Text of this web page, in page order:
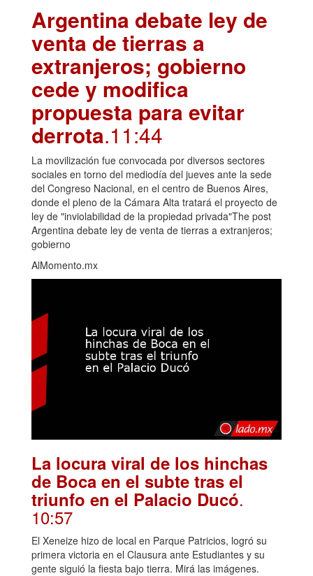
Argentina debate ley de
venta de tierras a
extranjeros; gobierno
cede y modifica
propuesta para evitar
derrota.11:44
La movilización fue convocada por diversos sectores
sociales en torno del mediodía del jueves ante la sede
del Congreso Nacional, en el centro de Buenos Aires,
donde el pleno de la Cámara Alta tratará el proyecto de
ley de "inviolabilidad de la propiedad privada"The post
Argentina debate ley de venta de tierras a extranjeros;
gobierno
AlMomento.mx
La locura viral de los hinchas
de Boca en el subte tras el
triunfo en el Palacio Ducó.
10:57
El Xeneize hizo de local en Parque Patricios, logró su
primera victoria en el Clausura ante Estudiantes y su
gente siguió la fiesta bajo tierra. Mirá las imágenes.